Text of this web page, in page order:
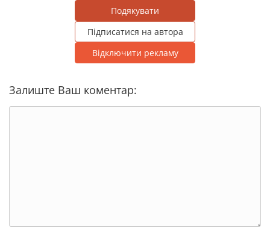
Подякувати
Підписатися на автора
Відключити рекламу
Залиште Ваш коментар: